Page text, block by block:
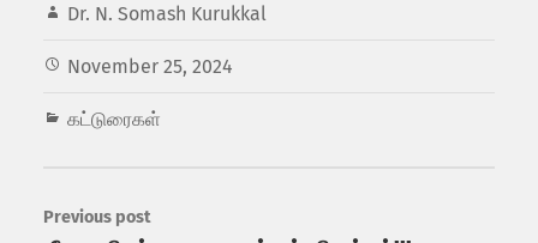
Dr. N. Somash Kurukkal
November 25, 2024
கட்டுரைகள்
Previous post